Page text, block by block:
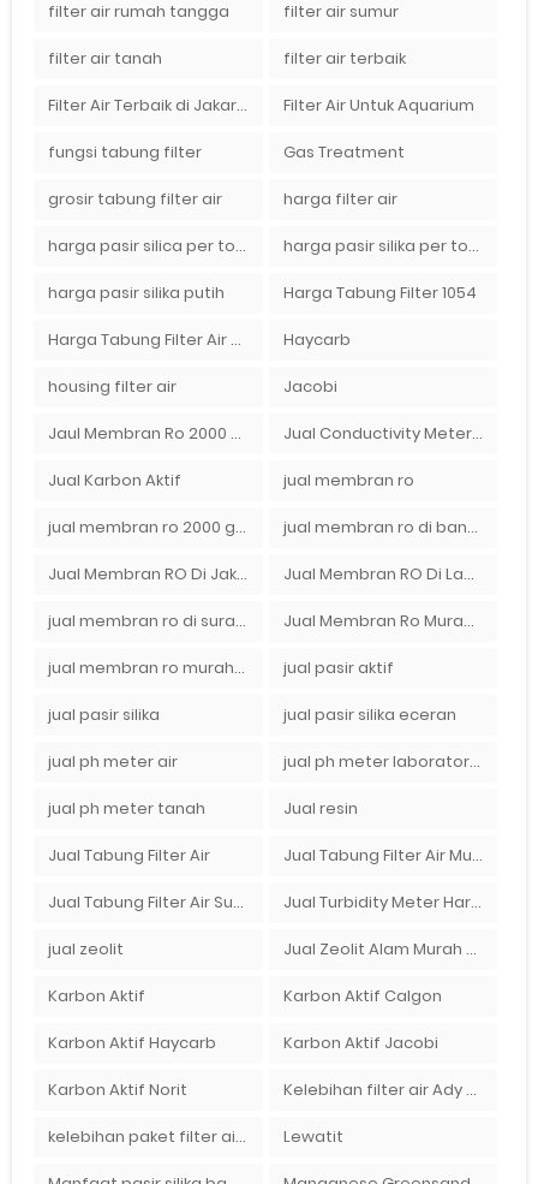
filter air rumah tangga filter air sumur
filter air tanah filter air terbaik
Filter Air Terbaik di Jakarta Filter Air Untuk Aquarium
fungsi tabung filter Gas Treatment
grosir tabung filter air harga filter air
harga pasir silica per ton per kg harga pasir silika per ton per kg
harga pasir silika putih Harga Tabung Filter 1054
Harga Tabung Filter Air Sumur Haycarb
housing filter air Jacobi
Jaul Membran Ro 2000 GPD Harga Murah Jual Conductivity Meter Lutron
Jual Karbon Aktif jual membran ro
jual membran ro 2000 gpd murah jual membran ro di bandung
Jual Membran RO Di Jakarta Selatan Jual Membran RO Di Lampung
jual membran ro di surabaya Jual Membran Ro Murah : 082140002080
jual membran ro murah surabaya jual pasir aktif
jual pasir silika jual pasir silika eceran
jual ph meter air jual ph meter laboratorium
jual ph meter tanah Jual resin
Jual Tabung Filter Air Jual Tabung Filter Air Murah
Jual Tabung Filter Air Surabaya Jual Turbidity Meter Harga Murah Di Sulawesi
jual zeolit Jual Zeolit Alam Murah Di Surabaya
Karbon Aktif Karbon Aktif Calgon
Karbon Aktif Haycarb Karbon Aktif Jacobi
Karbon Aktif Norit Kelebihan filter air Ady Water untuk menyaring air sumur bor di rumah"
kelebihan paket filter air Ady Water Lewatit